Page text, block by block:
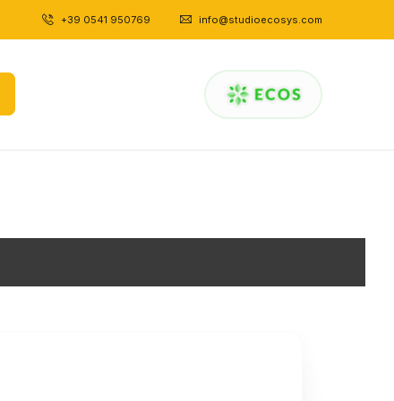
+39 0541 950769 info@studioecosys.com